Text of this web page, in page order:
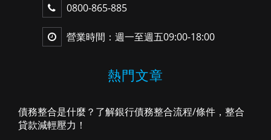
0800-865-885
營業時間：週一至週五09:00-18:00
熱門文章
債務整合是什麼？了解銀行債務整合流程/條件，整合
貸款減輕壓力！